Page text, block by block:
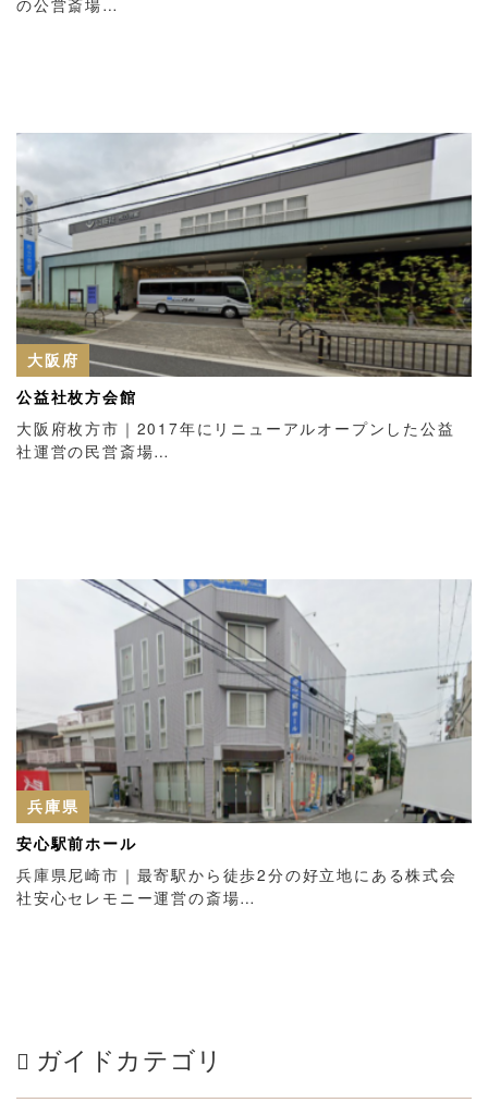
の公営斎場…
大阪府
公益社枚方会館
大阪府枚方市｜2017年にリニューアルオープンした公益
社運営の民営斎場…
兵庫県
安心駅前ホール
兵庫県尼崎市｜最寄駅から徒歩2分の好立地にある株式会
社安心セレモニー運営の斎場…
ガイドカテゴリ